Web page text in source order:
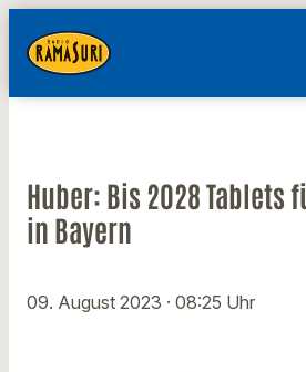
Huber: Bis 2028 Tablets
in Bayern
09. August 2023 · 08:25 Uhr